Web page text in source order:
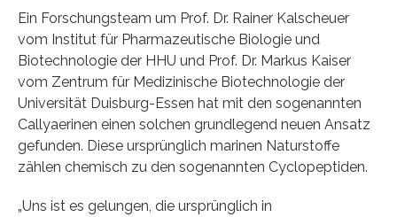
Ein Forschungsteam um Prof. Dr. Rainer Kalscheuer
vom Institut für Pharmazeutische Biologie und
Biotechnologie der HHU und Prof. Dr. Markus Kaiser
vom Zentrum für Medizinische Biotechnologie der
Universität Duisburg-Essen hat mit den sogenannten
Callyaerinen einen solchen grundlegend neuen Ansatz
gefunden. Diese ursprünglich marinen Naturstoffe
zählen chemisch zu den sogenannten Cyclopeptiden.
„Uns ist es gelungen, die ursprünglich in